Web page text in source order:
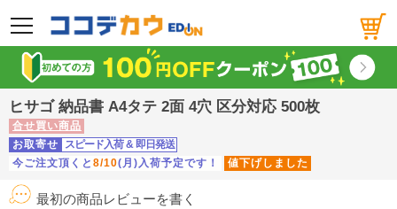
メニュー
ヒサゴ 納品書 A4タテ 2面 4穴 区分対応 500枚
合せ買い商品
お取寄せ
スピード入荷 & 即日発送
今ご注文頂くと 8/10(月)入荷予定です！ 値下げしました
最初の商品レビューを書く